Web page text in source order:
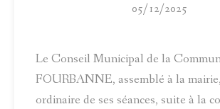
05/12/2025
Le Conseil Municipal de la
FOURBANNE, assemblé à la
ordinaire de ses séances, suite à la